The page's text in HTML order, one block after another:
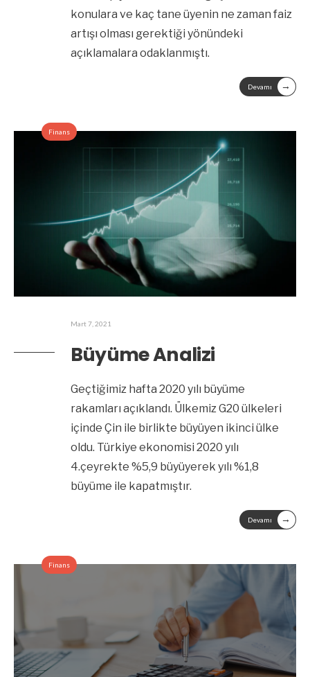
konulara ve kaç tane üyenin ne zaman faiz
artışı olması gerektiği yönündeki
açıklamalara odaklanmıştı.
Devamı →
Finans
Mart 7, 2021
Büyüme Analizi
Geçtiğimiz hafta 2020 yılı büyüme
rakamları açıklandı. Ülkemiz G20 ülkeleri
içinde Çin ile birlikte büyüyen ikinci ülke
oldu. Türkiye ekonomisi 2020 yılı
4.çeyrekte %5,9 büyüyerek yılı %1,8
büyüme ile kapatmıştır.
Devamı →
Finans